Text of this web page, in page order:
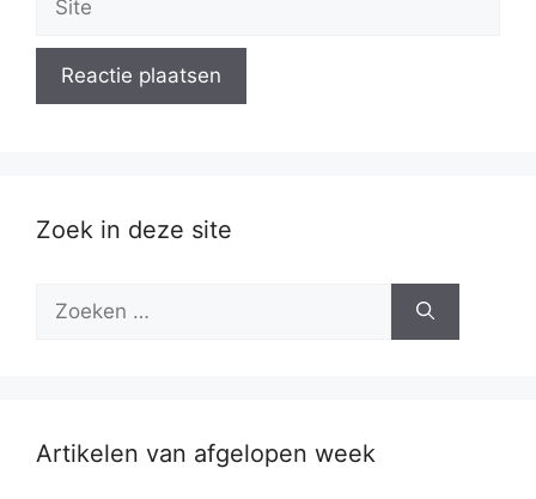
Zoek in deze site
naar:
Artikelen van afgelopen week